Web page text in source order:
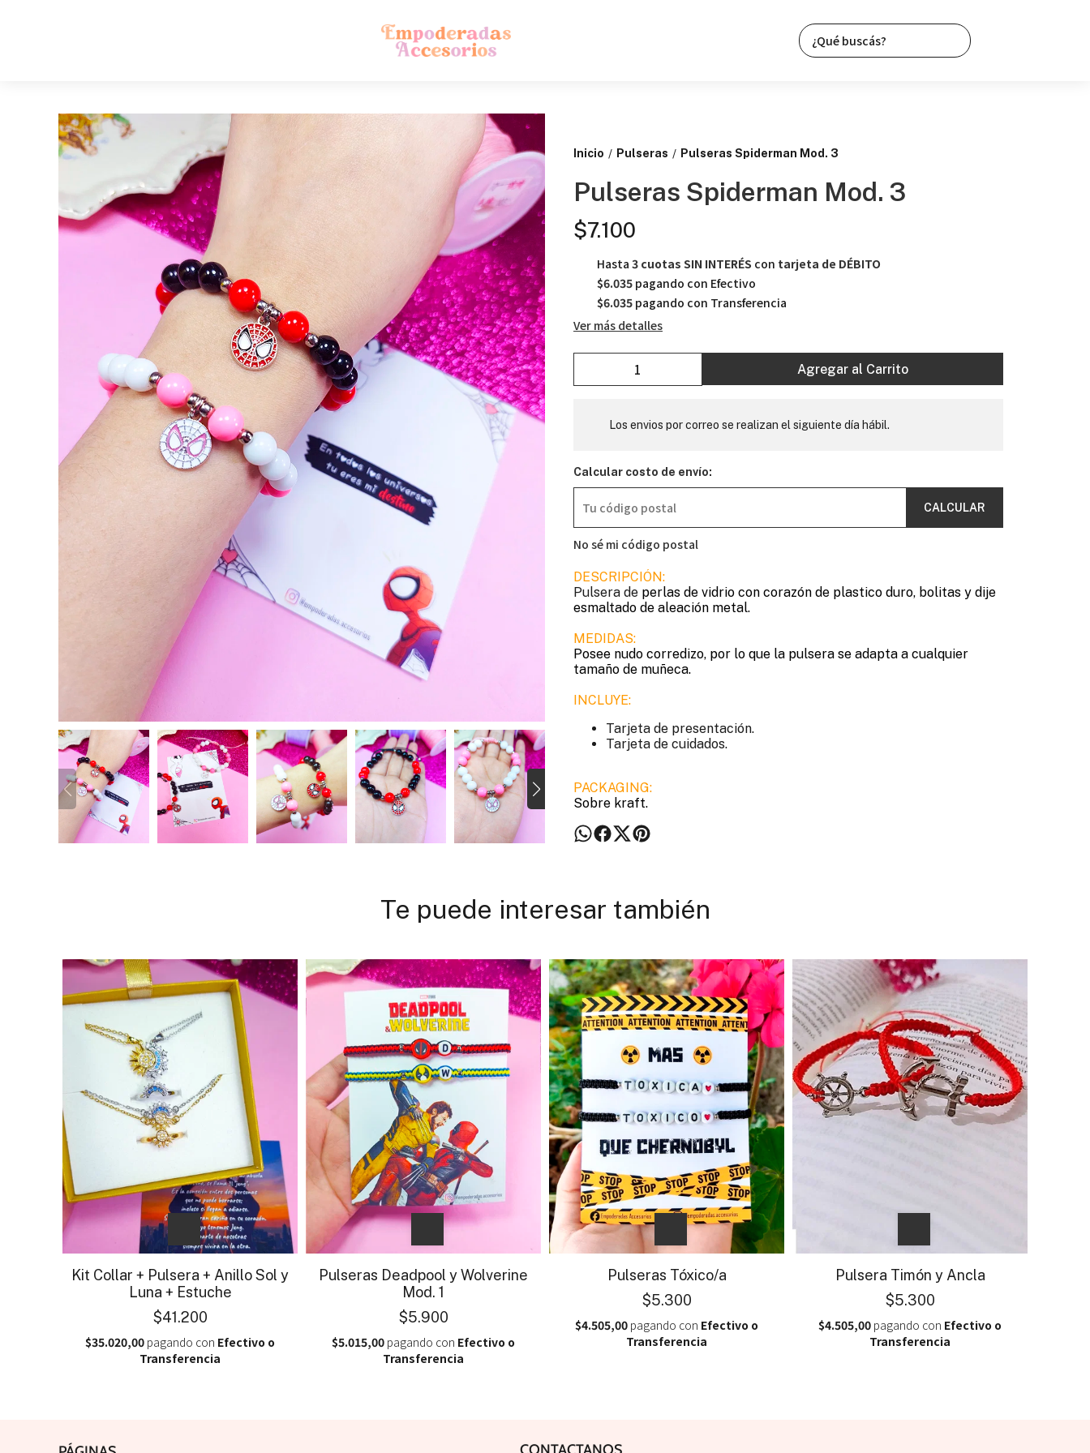
Inicio / Pulseras / Pulseras Spiderman Mod. 3
Pulseras Spiderman Mod. 3
$7.100
Hasta 3 cuotas SIN INTERÉS con tarjeta de DÉBITO
$6.035 pagando con Efectivo
$6.035 pagando con Transferencia
Ver más detalles
Agregar al Carrito
Los envios por correo se realizan el siguiente día hábil.
Calcular costo de envío:
CALCULAR
No sé mi código postal
DESCRIPCIÓN:
Pulsera de perlas de vidrio con corazón de plastico duro, bolitas y dije
esmaltado de aleación metal.
MEDIDAS:
Posee nudo corredizo, por lo que la pulsera se adapta a cualquier
tamaño de muñeca.
INCLUYE:
Tarjeta de presentación.
Tarjeta de cuidados.
PACKAGING:
Sobre kraft.
Te puede interesar también
Kit Collar + Pulsera + Anillo Sol y
Luna + Estuche
$41.200
$35.020,00 pagando con Efectivo o
Transferencia
Pulseras Deadpool y Wolverine
Mod. 1
$5.900
$5.015,00 pagando con Efectivo o
Transferencia
Pulseras Tóxico/a
$5.300
$4.505,00 pagando con Efectivo o
Transferencia
Pulsera Timón y Ancla
$5.300
$4.505,00 pagando con Efectivo o
Transferencia
CONTACTANOS